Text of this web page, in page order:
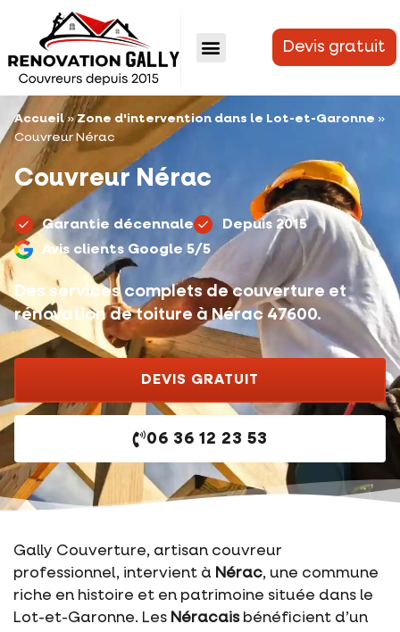
Devis gratuit
Accueil»Zone d'intervention dans le Lot-et-Garonne »
Couvreur Nérac
Couvreur Nérac
Garantie décennale
Depuis 2015
Avis clients Google 5/5
Des services complets de couverture et
rénovation de toiture à Nérac 47600.
DEVIS GRATUIT
06 36 12 23 53
Gally Couverture, artisan couvreur
professionnel, intervient à Nérac, une commune
riche en histoire et en patrimoine située dans le
Lot-et-Garonne. Les Néracaisbénéficient d’un